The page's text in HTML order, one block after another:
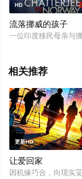
HD
流落挪威的孩子
一位印度移民母亲与
相关推荐
更新HD
让爱回家
因机缘巧合，向现实